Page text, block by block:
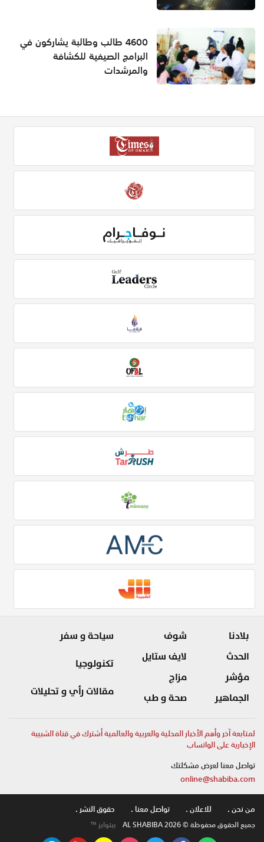
4600 طالب وطالبة يشاركون في
البرامج الصيفية للكشافة
والمرشدات
بلادنا
الحدث
مؤشر
الجماهير
شوف
لايف ستايل
مزاج
صحة و طب
سياحة و سفر
تكنولوجيا
مقالات رأي و تحليلات
لمتابعة آخر وأهم الأخبار المحلية والعربية والعالمية أشترك في قناة الشبيبة
الإخبارية على الواتساب
تواصل معنا لعرض مشكلتك
online@shabiba.com
من نحن .
للاعلان . تواصل معنا . حقوق النشر .
جميع الحقوق محفوظة © AL SHABIBA 2026 بيتوايز ™